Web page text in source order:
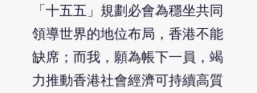
「十五五」規劃必會為穩坐共同
領導世界的地位布局，香港不能
缺席；而我，願為帳下一員，竭
力推動香港社會經濟可持續高質